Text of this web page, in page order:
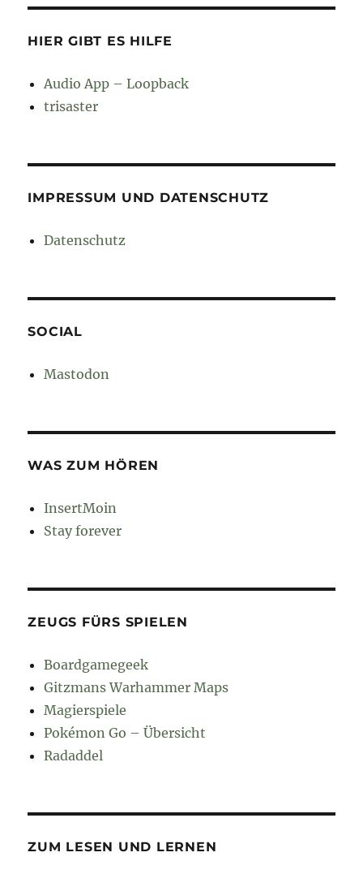
HIER GIBT ES HILFE
Audio App – Loopback
trisaster
IMPRESSUM UND DATENSCHUTZ
Datenschutz
SOCIAL
Mastodon
WAS ZUM HÖREN
InsertMoin
Stay forever
ZEUGS FÜRS SPIELEN
Boardgamegeek
Gitzmans Warhammer Maps
Magierspiele
Pokémon Go – Übersicht
Radaddel
ZUM LESEN UND LERNEN